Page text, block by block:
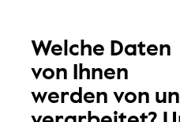
Welche Daten
von Ihnen
werden von